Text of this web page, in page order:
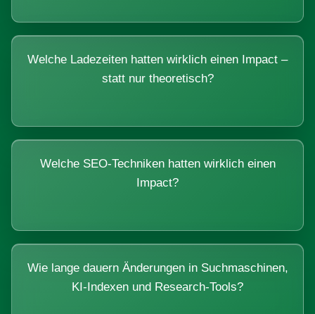
Welche Ladezeiten hatten wirklich einen Impact –
statt nur theoretisch?
Welche SEO-Techniken hatten wirklich einen
Impact?
Wie lange dauern Änderungen in Suchmaschinen,
KI-Indexen und Research-Tools?